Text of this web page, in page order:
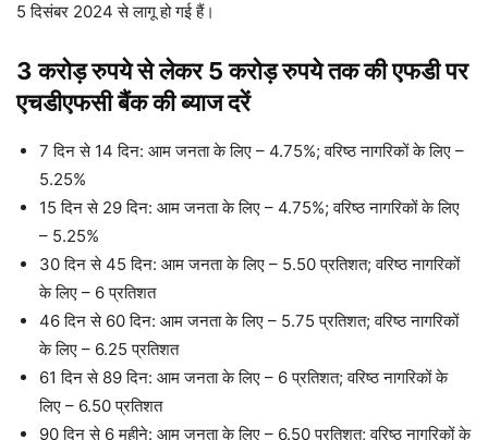
5 दिसंबर 2024 से लागू हो गई हैं।
3 करोड़ रुपये से लेकर 5 करोड़ रुपये तक की एफडी पर
एचडीएफसी बैंक की ब्याज दरें
7 दिन से 14 दिन: आम जनता के लिए – 4.75%; वरिष्ठ नागरिकों के लिए –
5.25%
15 दिन से 29 दिन: आम जनता के लिए – 4.75%; वरिष्ठ नागरिकों के लिए
– 5.25%
30 दिन से 45 दिन: आम जनता के लिए – 5.50 प्रतिशत; वरिष्ठ नागरिकों
के लिए – 6 प्रतिशत
46 दिन से 60 दिन: आम जनता के लिए – 5.75 प्रतिशत; वरिष्ठ नागरिकों
के लिए – 6.25 प्रतिशत
61 दिन से 89 दिन: आम जनता के लिए – 6 प्रतिशत; वरिष्ठ नागरिकों के
लिए – 6.50 प्रतिशत
90 दिन से 6 महीने: आम जनता के लिए – 6.50 प्रतिशत; वरिष्ठ नागरिकों के